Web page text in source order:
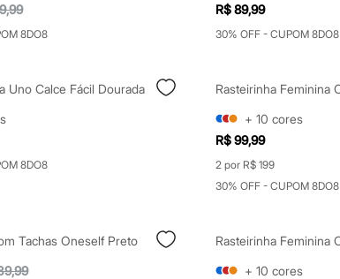
8DO8
R$ 89,99
30% OFF - CUPOM 8DO8
Uno Calce Fácil Dourada
8DO8
+ 10 cores
R$ 99,99
2 por R$ 199
30% OFF - CUPOM 8DO8
Tachas Oneself Preto
+ 10 cores